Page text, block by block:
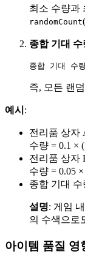
최소 수량과
randomCount
종합 기대 수
즉, 모든 랜
예시 :
전리품 상자
수량 = 0.1 ×
전리품 상자
수량 = 0.05
종합 기대 수
설명: 게임
의 수색으로
아이템 품질 영